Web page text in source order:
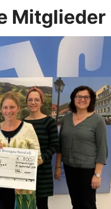
Mitglieder